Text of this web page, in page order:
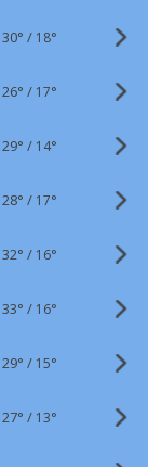
30° / 18°
26° / 17°
29° / 14°
28° / 17°
32° / 16°
33° / 16°
29° / 15°
27° / 13°